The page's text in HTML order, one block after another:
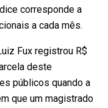
corresponde a
a cada mês.
Fux registrou R$
deste
públicos quando a
que um magistrado